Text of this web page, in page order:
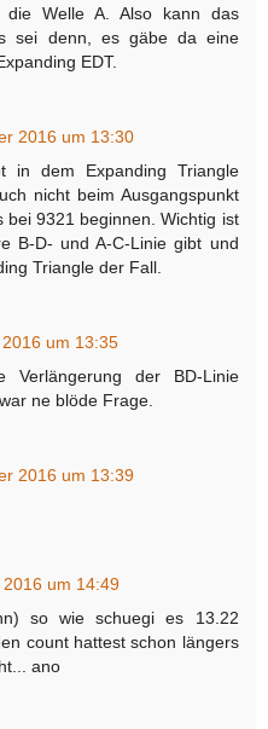
die Welle A. Also kann das
sei denn, es gäbe da eine
EDT.
2016 um 13:30
in dem Expanding Triangle
nicht beim Ausgangspunkt
bei 9321 beginnen. Wichtig ist
B-D- und A-C-Linie gibt und
Triangle der Fall.
um 13:35
der BD-Linie
ne blöde Frage.
2016 um 13:39
um 14:49
so wie schuegi es 13.22
count hattest schon längers
ano